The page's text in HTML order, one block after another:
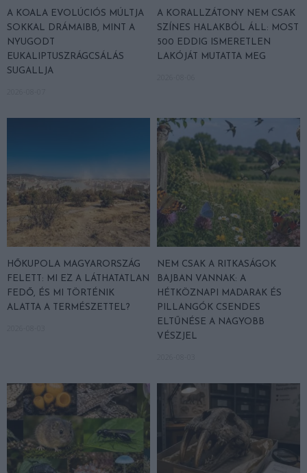
A KOALA EVOLÚCIÓS MÚLTJA
SOKKAL DRÁMAIBB, MINT A
NYUGODT
EUKALIPTUSZRÁGCSÁLÁS
SUGALLJA
A KORALLZÁTONY NEM CSAK
SZÍNES HALAKBÓL ÁLL: MOST
500 EDDIG ISMERETLEN
LAKÓJÁT MUTATTA MEG
HŐKUPOLA MAGYARORSZÁG
FELETT: MI EZ A LÁTHATATLAN
FEDŐ, ÉS MI TÖRTÉNIK
ALATTA A TERMÉSZETTEL?
NEM CSAK A RITKASÁGOK
BAJBAN VANNAK: A
HÉTKÖZNAPI MADARAK ÉS
PILLANGÓK CSENDES
ELTŰNÉSE A NAGYOBB
VÉSZJEL